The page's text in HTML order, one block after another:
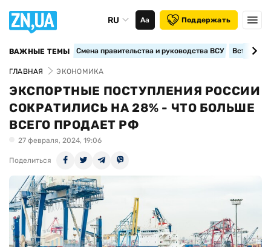
RU Аа Поддержать
ВАЖНЫЕ ТЕМЫ Смена правительства и руководства ВСУ
ГЛАВНАЯ ЭКОНОМИКА
ЭКСПОРТНЫЕ ПОСТУПЛЕНИЯ РОССИИ
СОКРАТИЛИСЬ НА 28% - ЧТО БОЛЬШЕ
ВСЕГО ПРОДАЕТ РФ
27 февраля, 2024, 19:06
Поделиться